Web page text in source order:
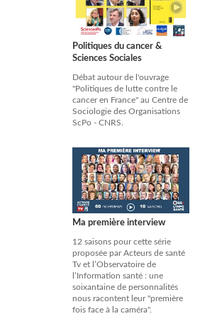
Politiques du cancer &
Sciences Sociales
Débat autour de l'ouvrage
"Politiques de lutte contre le
cancer en France" au Centre de
Sociologie des Organisations
ScPo - CNRS.
Ma première interview
12 saisons pour cette série
proposée par Acteurs de santé
Tv et l’Observatoire de
l’Information santé : une
soixantaine de personnalités
nous racontent leur "première
fois face à la caméra".